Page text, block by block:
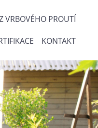
VRBOVÉHO PROUTÍ
KONTAKT